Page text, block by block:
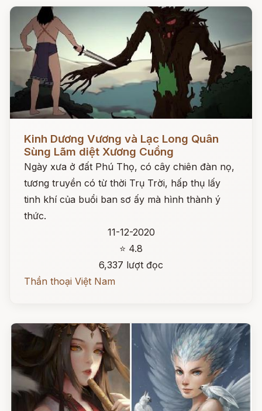
Kinh Dương Vương và Lạc Long Quân
Sùng Lãm diệt Xương Cuồng
Ngày xưa ở đất Phú Thọ, có cây chiên đàn nọ,
tương truyền có từ thời Trụ Trời, hấp thụ lấy
tinh khí của buổi ban sơ ấy mà hình thành ý
thức.
11-12-2020
⭐ 4.8
6,337 lượt đọc
Thần thoại Việt Nam